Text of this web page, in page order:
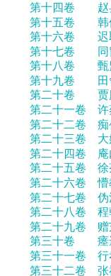
第十四卷 赵
第十五卷 韩
第十六卷 迟
第十七卷 同
第十八卷 甄
第十九卷 田
第二十卷 贾
第二十一卷 许
第二十二卷 痴
第二十三卷 大
第二十四卷 庵
第二十五卷 徐
第二十六卷 懵
第二十七卷 伪
第二十八卷 程
第二十九卷 赠
第三十卷 瘗
第三十一卷 行
第三十二卷 张